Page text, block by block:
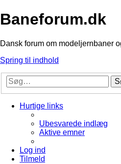
Baneforum.dk
Dansk forum om modeljernbaner
Spring til indhold
Hurtige links
Ubesvarede indlæg
Aktive emner
Log ind
Tilmeld